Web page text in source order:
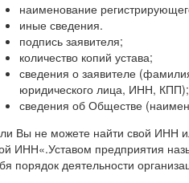
наименование
иные сведения.
подпись заявителя;
количество копий устава;
сведения о заявителе
юридического лица, ИНН, КПП);
сведения об Обществе
Вы не можете найти свой ИНН
ИНН«.Уставом предприятия
порядок деятельности